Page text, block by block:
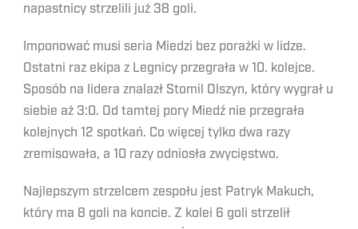
napastnicy strzelili już 38 goli.
Imponować musi seria Miedzi bez porażki w lidze.
Ostatni raz ekipa z Legnicy przegrała w 10. kolejce.
Sposób na lidera znalazł Stomil Olszyn, który wygrał u
siebie aż 3:0. Od tamtej pory Miedź nie przegrała
kolejnych 12 spotkań. Co więcej tylko dwa razy
zremisowała, a 10 razy odniosła zwycięstwo.
Najlepszym strzelcem zespołu jest Patryk Makuch,
który ma 8 goli na koncie. Z kolei 6 goli strzelił